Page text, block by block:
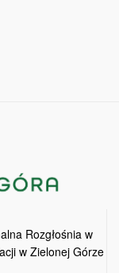
Rozgłośnia w
w Zielonej Górze